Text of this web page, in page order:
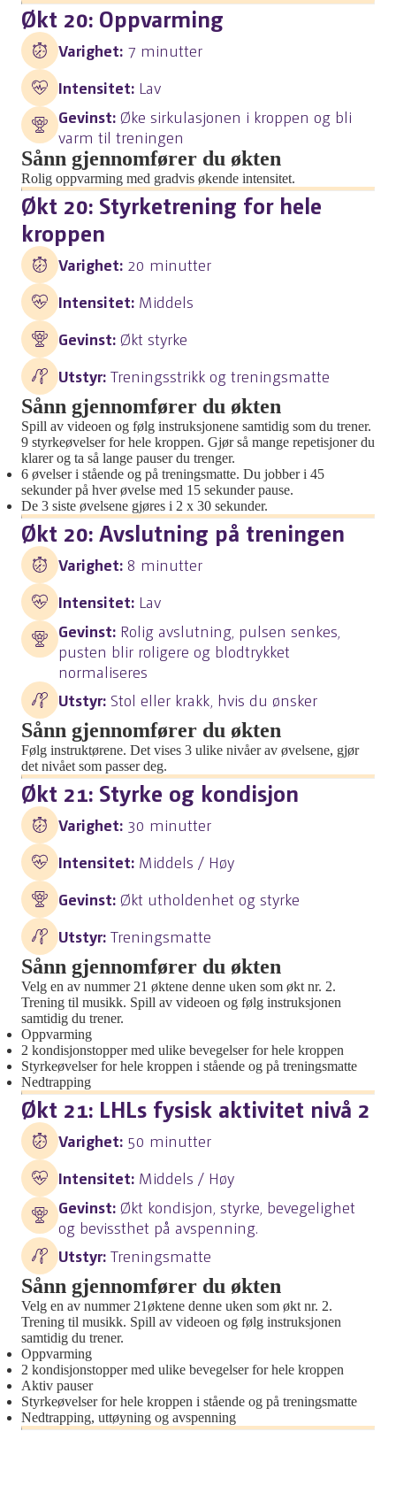
Økt 20: Oppvarming
Varighet: 7 minutter
Intensitet: Lav
Gevinst: Øke sirkulasjonen i kroppen og bli
varm til treningen
Sånn gjennomfører du økten
Rolig oppvarming med gradvis økende intensitet.
Økt 20: Styrketrening for hele
kroppen
Varighet: 20 minutter
Intensitet: Middels
Gevinst: Økt styrke
Utstyr: Treningsstrikk og treningsmatte
Sånn gjennomfører du økten
Spill av videoen og følg instruksjonene samtidig som du trener.
9 styrkeøvelser for hele kroppen. Gjør så mange repetisjoner du
klarer og ta så lange pauser du trenger.
6 øvelser i stående og på treningsmatte. Du jobber i 45
sekunder på hver øvelse med 15 sekunder pause.
De 3 siste øvelsene gjøres i 2 x 30 sekunder.
Økt 20: Avslutning på treningen
Varighet: 8 minutter
Intensitet: Lav
Gevinst: Rolig avslutning, pulsen senkes,
pusten blir roligere og blodtrykket
normaliseres
Utstyr: Stol eller krakk, hvis du ønsker
Sånn gjennomfører du økten
Følg instruktørene. Det vises 3 ulike nivåer av øvelsene, gjør
det nivået som passer deg.
Økt 21: Styrke og kondisjon
Varighet: 30 minutter
Intensitet: Middels / Høy
Gevinst: Økt utholdenhet og styrke
Utstyr: Treningsmatte
Sånn gjennomfører du økten
Velg en av nummer 21 øktene denne uken som økt nr. 2.
Trening til musikk. Spill av videoen og følg instruksjonen
samtidig du trener.
Oppvarming
2 kondisjonstopper med ulike bevegelser for hele kroppen
Styrkeøvelser for hele kroppen i stående og på treningsmatte
Nedtrapping
Økt 21: LHLs fysisk aktivitet nivå 2
Varighet: 50 minutter
Intensitet: Middels / Høy
Gevinst: Økt kondisjon, styrke, bevegelighet
og bevissthet på avspenning.
Utstyr: Treningsmatte
Sånn gjennomfører du økten
Velg en av nummer 21øktene denne uken som økt nr. 2.
Trening til musikk. Spill av videoen og følg instruksjonen
samtidig du trener.
Oppvarming
2 kondisjonstopper med ulike bevegelser for hele kroppen
Aktiv pauser
Styrkeøvelser for hele kroppen i stående og på treningsmatte
Nedtrapping, uttøyning og avspenning